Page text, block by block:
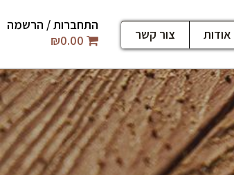
אודות צור קשר
התחברות / הרשמה
₪0.00